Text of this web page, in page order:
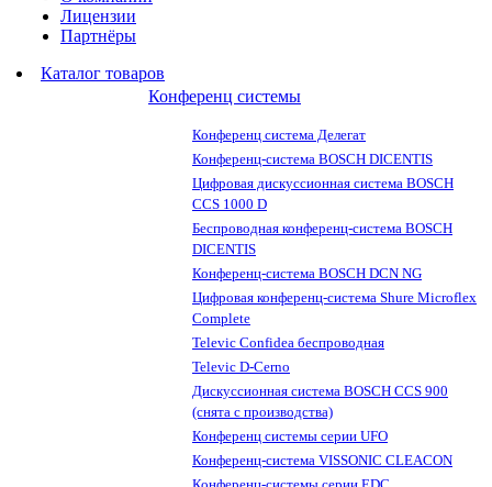
Лицензии
Партнёры
Каталог товаров
Конференц системы
Конференц система Делегат
Конференц-система BOSCH DICENTIS
Цифровая дискуссионная система BOSCH
CCS 1000 D
Беспроводная конференц-система BOSCH
DICENTIS
Конференц-система BOSCH DCN NG
Цифровая конференц-система Shure Microflex
Complete
Televic Confidea беспроводная
Televic D-Cerno
Дискуссионная система BOSCH CCS 900
(снята с производства)
Конференц системы серии UFO
Конференц-система VISSONIC CLEACON